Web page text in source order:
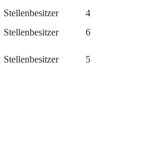
Stellenbesitzer
4
Stellenbesitzer 6
Stellenbesitzer 5